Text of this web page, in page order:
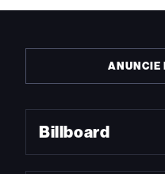
ANUNCIE
Billboard